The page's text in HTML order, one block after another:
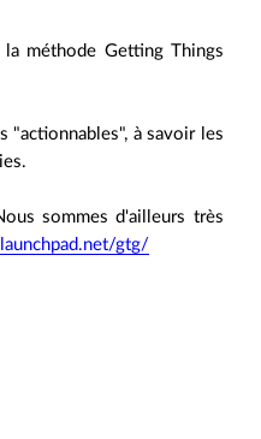
méthode Getting Things
"actionnables", à savoir les
sommes d'ailleurs très
gtg/